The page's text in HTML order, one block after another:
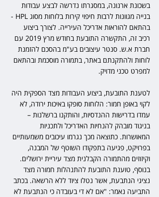
בשכונת ארנונה, במסגרתו נדרשה לבצע עבודות
בנייה מגוונות לרבות חיפוי קירות בלוחות מסוג HPL -
בהתאם להוראות אדריכל העירייה. לצורך ביצוע
רכיב זה, התקשרה התובעת בחודש מרץ 2019 עם
חברת א.ש. סנטר עיצובים בע"מ בהסכם להזמנת
לוחות ולהתקנתם באתר, בתמורה מוסכמת ובהתאם
למפרט טכני מדויק.
לטענת התובעת, ביצוע העבודות מצד הספקית היה
לקוי באופן חמור: הלוחות סופקו באיכות ירודה, לא
עמדו בדרישות ההנדסיות, והותקנו ברשלנות –
בניגוד מובהק להנחיות האדריכל ולתכניות
המאושרות. כתוצאה מכך נגרמו עיכובים משמעותיים
בפרויקט, פגיעה בתפקודו השוטף של המבנה,
וקיזוזים מהתמורה הקבלנית מצד עיריית ירושלים.
בנוסף, טוענת התובעת להתנהלות חמורה מצד
נציגי הנתבעת, אשר נטלו ציוד ללא הרשאה. בכתב
התביעה נאמר: "אם לא די בעובדה כי הנתבעת לא